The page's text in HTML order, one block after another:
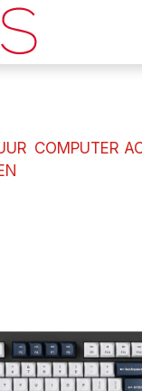
COMPUTER